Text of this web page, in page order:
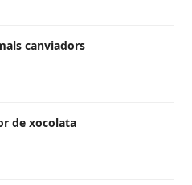
canviadors
de xocolata